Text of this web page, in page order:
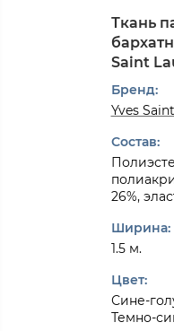
Ткань
Saint
Бренд:
Yves
Состав:
26%,
Ширина:
1.5 м.
Цвет:
Сине-
Темно-